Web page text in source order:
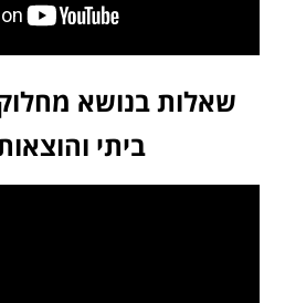
שאלות בנושא
ביתי